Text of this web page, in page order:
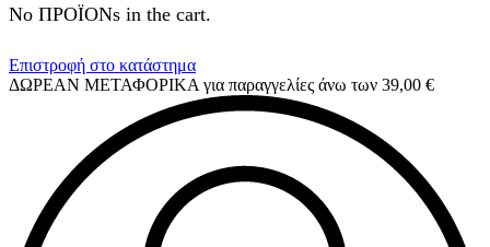
No ΠΡΟΪΟΝs in the cart.
Επιστροφή στο κατάστημα
ΔΩΡΕΑΝ ΜΕΤΑΦΟΡΙΚΑ για παραγγελίες άνω των 39,00 €